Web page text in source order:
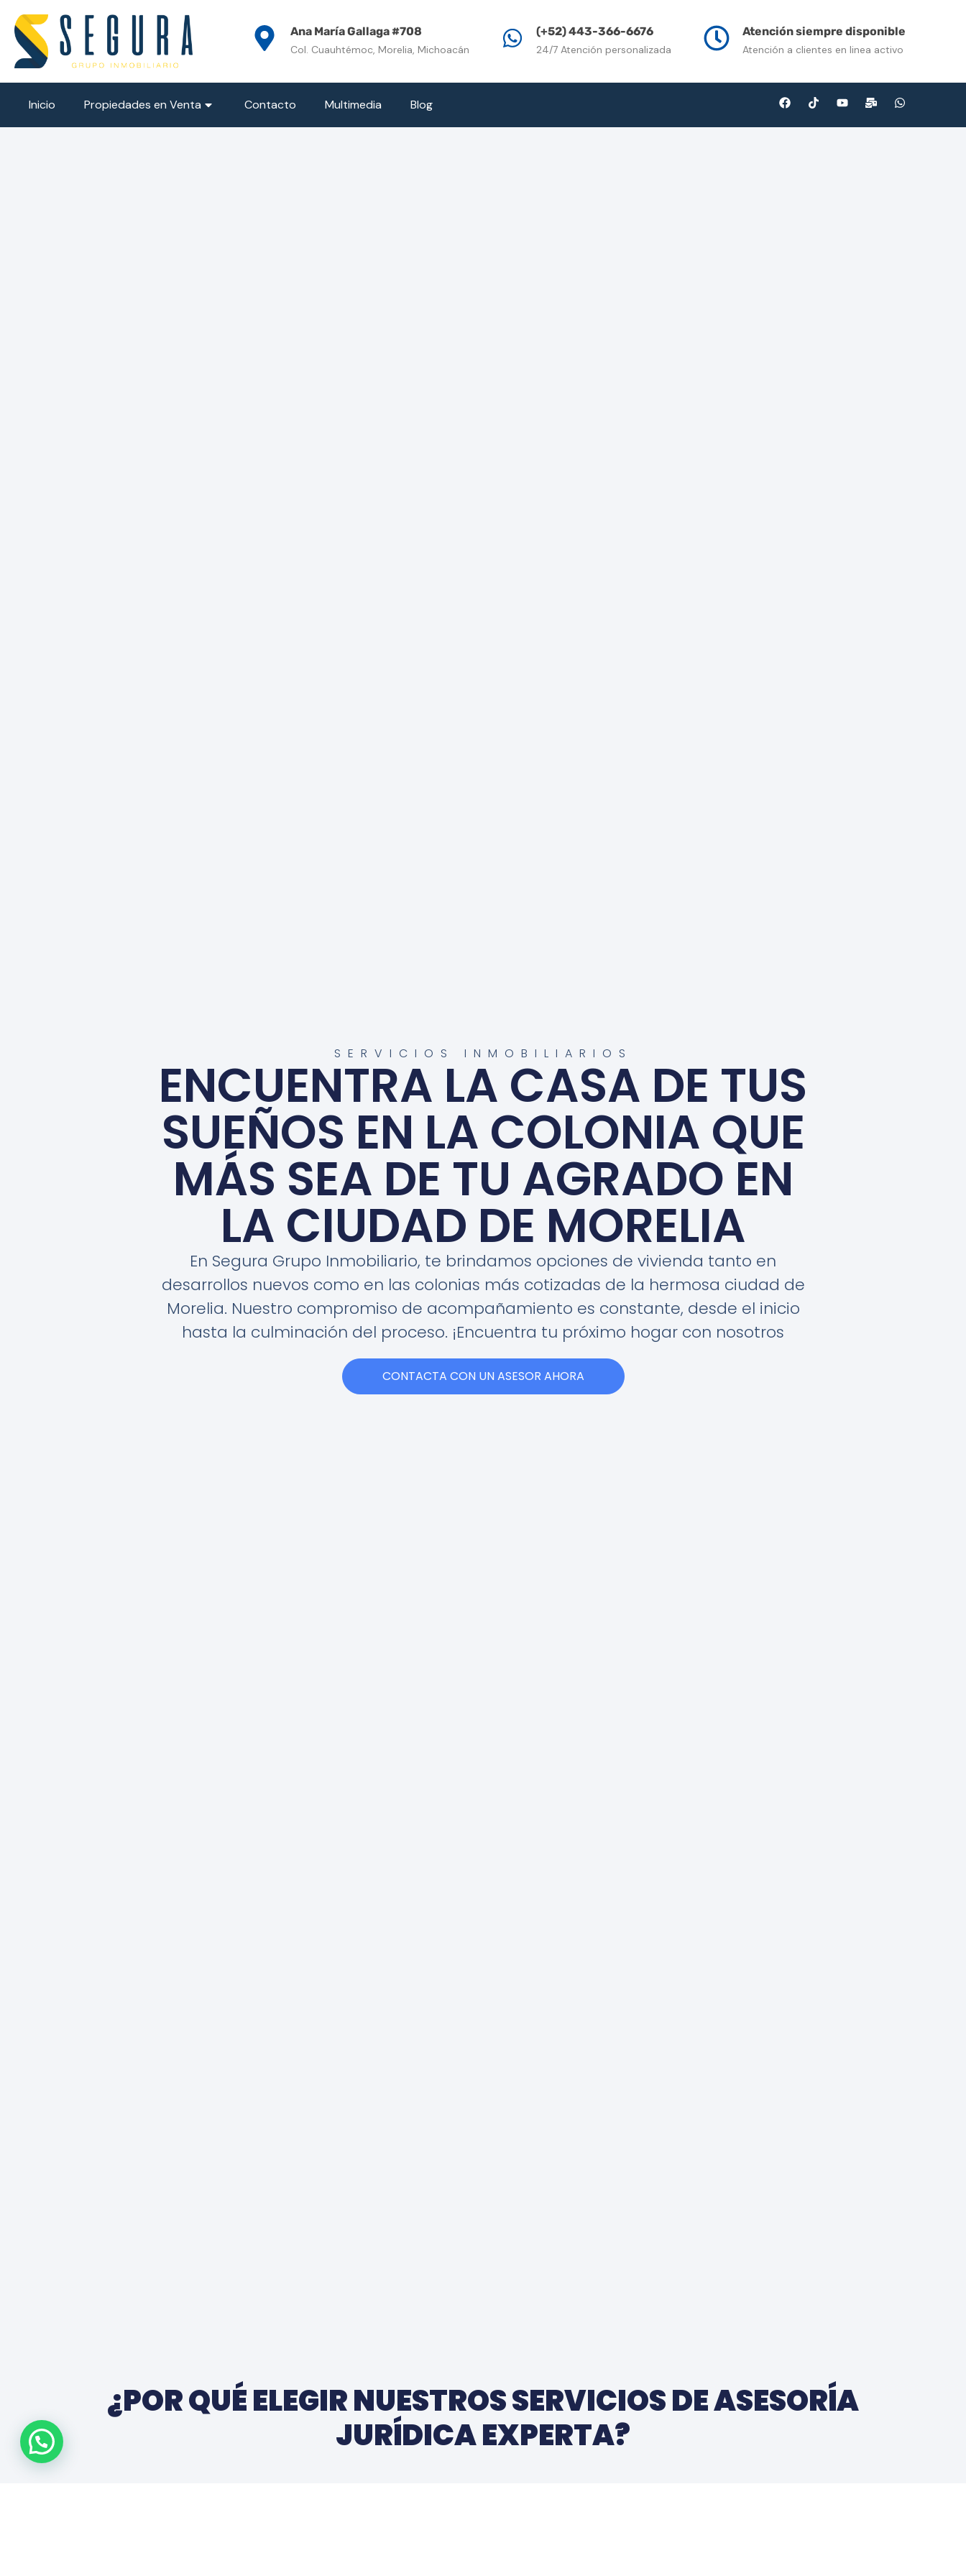
Propiedades en Venta Contacto Multimedia
Ana María Gallaga #708
Col. Cuauhtémoc, Morelia, Michoacán
(+52) 443-366-6676
24/7 Atención personalizada
Atención siempre disponible
Atención a clientes en linea activo
Inicio Propiedades en Venta Contacto Multimedia Blog
SERVICIOS INMOBILIARIOS
ENCUENTRA LA CASA DE TUS
SUEÑOS EN LA COLONIA QUE
MÁS SEA DE TU AGRADO EN
LA CIUDAD DE MORELIA
En Segura Grupo Inmobiliario, te brindamos opciones de vivienda tanto en
desarrollos nuevos como en las colonias más cotizadas de la hermosa ciudad de
Morelia. Nuestro compromiso de acompañamiento es constante, desde el inicio
hasta la culminación del proceso. ¡Encuentra tu próximo hogar con nosotros
CONTACTA CON UN ASESOR AHORA
¿POR QUÉ ELEGIR NUESTROS SERVICIOS DE ASESORÍA
JURÍDICA EXPERTA?